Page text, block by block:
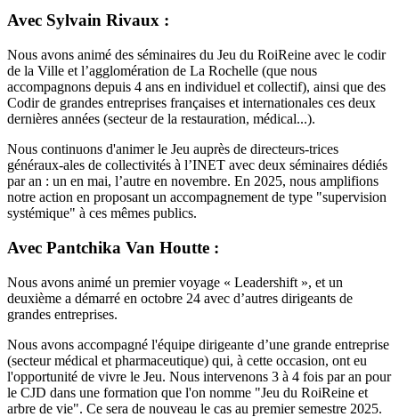
Avec Sylvain Rivaux :
Nous avons animé des séminaires du Jeu du RoiReine avec le codir
de la Ville et l’agglomération de La Rochelle (que nous
accompagnons depuis 4 ans en individuel et collectif), ainsi que des
Codir de grandes entreprises françaises et internationales ces deux
dernières années (secteur de la restauration, médical...).
Nous continuons d'animer le Jeu auprès de directeurs-trices
généraux-ales de collectivités à l’INET avec deux séminaires dédiés
par an : un en mai, l’autre en novembre. En 2025, nous amplifions
notre action en proposant un accompagnement de type "supervision
systémique" à ces mêmes publics.
Avec Pantchika Van Houtte :
Nous avons animé un premier voyage « Leadershift », et un
deuxième a démarré en octobre 24 avec d’autres dirigeants de
grandes entreprises.
Nous avons accompagné l'équipe dirigeante d’une grande entreprise
(secteur médical et pharmaceutique) qui, à cette occasion, ont eu
l'opportunité de vivre le Jeu. Nous intervenons 3 à 4 fois par an pour
le CJD dans une formation que l'on nomme "Jeu du RoiReine et
arbre de vie". Ce sera de nouveau le cas au premier semestre 2025.